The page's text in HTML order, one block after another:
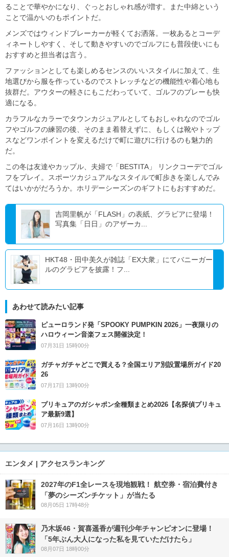
ることで華やかになり、ぐっとおしゃれ感が増す。また中綿という
ことで温かいのもポイントだ。
メンズではウィンドブレーカーが軽くてお洒落。一枚あるとコーデ
ィネートしやすく、そして動きやすいのでゴルフにも普段使いにも
おすすめと担当者は言う。
ファッションとしても楽しめるセンスのいいスタイルに加えて、生
地選びから服を作っているのでストレッチなどの機能性や着心地も
抜群だ。アウターの軽さにもこだわっていて、ゴルフのプレーも快
適になる。
カラフルなカラーでタウンカジュアルとしてもおしゃれなのでゴル
フやゴルフの練習の後、そのまま着替えずに、もしくは靴やトップ
スなどワンポイントを変えるだけで町に遊びに行けるのも魅力的
だ。
この冬は友達やカップル、夫婦で「BESTITA」 リンクコーデでゴル
フをプレイ。スポーツカジュアルなスタイルで町歩きを楽しんでみ
てはいかがだろうか。ホリデーシーズンのギフトにもおすすめだ。
吉岡里帆が「FLASH」の表紙、グラビアに登場！
写真集「日日」のアザーカ...
HKT48・田中美久が雑誌「EX大衆」にてバニーガー
ルのグラビアを披露！フ...
あわせて読みたい記事
ピューロランド発「SPOOKY PUMPKIN 2026」一夜限りの
ハロウィーン音楽フェス開催決定！
07月31日 15時00分
ガチャガチャどこで買える？全国エリア別設置場所ガイド20
26
07月17日 13時00分
プリキュアのガシャポン全種類まとめ2026【名探偵プリキュ
ア最新9選】
07月16日 13時00分
エンタメ | アクセスランキング
2027年のF1全レースを現地観戦！ 航空券・宿泊費付き
「夢のシーズンチケット」が当たる
08月05日 17時48分
乃木坂46・賀喜遥香が週刊少年チャンピオンに登場！
「5年ぶん大人になった私を見ていただけたら」
08月07日 18時00分